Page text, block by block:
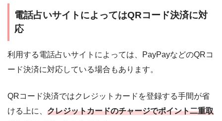
電話占いサイトによってはQRコード決済に対
応
利用する電話占いサイトによっては、PayPayなどのQRコ
ード決済に対応している場合もあります。
QRコード決済ではクレジットカードを登録する手間が省
ける上に、 クレジットカードのチャージでポイント二重取